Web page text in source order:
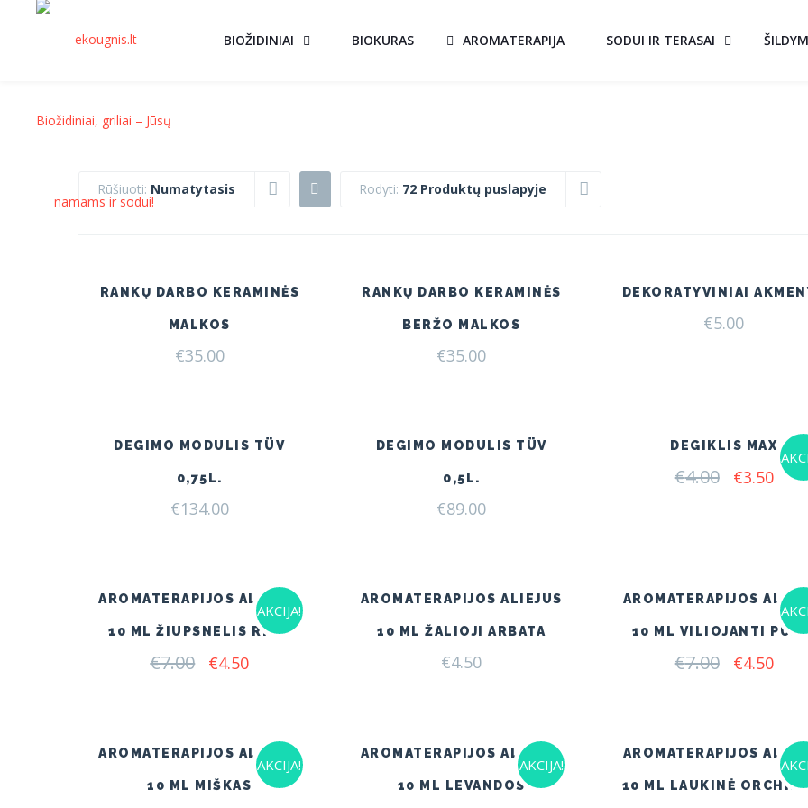
BIOŽIDINIAI BIOKURAS AROMATERAPIJA SODUI IR TERASAI
Rūšiuoti: Numatytasis Rodyti: 72 Produktų puslapyje
RANKŲ DARBO KERAMINĖS
MALKOS
€35.00
RANKŲ DARBO KERAMINĖS
BERŽO MALKOS
€35.00
DEKORATYVINIAI
€5.00
DEGIMO MODULIS TÜV
0,75L.
€134.00
DEGIMO MODULIS TÜV
0,5L.
€89.00
DEGIKLIS MAX
€4.00 Original
€3.50
AKCIJA!
AROMATERAPIJOS ALIEJUS
10 ML ŽIUPSNELIS RYTŲ
€7.00 Original
€4.50Current
AROMATERAPIJOS ALIEJUS
10 ML ŽALIOJI ARBATA
€4.50
AROMATERAPIJOS
10 ML VILIOJANTI
€7.00 Original
€4.50
AKCIJA!
AROMATERAPIJOS ALIEJUS
10 ML MIŠKAS
AKCIJA!
AROMATERAPIJOS ALIEJUS
10 ML LEVANDOS
AROMATERAPIJOS
10 ML LAUKINĖ